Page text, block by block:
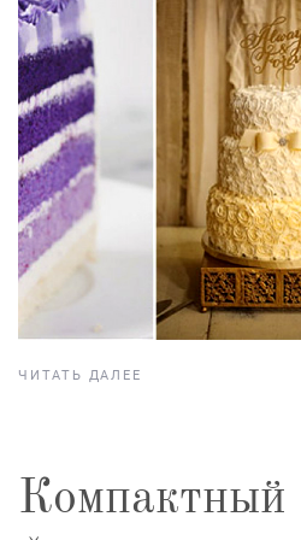
ЧИТАТЬ ДАЛЕЕ
Компактный